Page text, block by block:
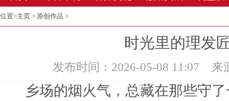
位置>主页 > 原创作品 >
时光里的理发
发布时间：2026-05-08 11:07 来
乡场的烟火气，总藏在那些守了